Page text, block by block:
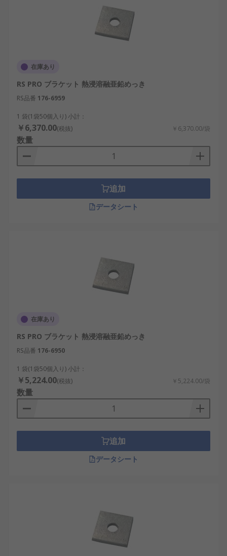
在庫あり
RS PRO ブラケット 熱浸溶融亜鉛めっき
RS品番 176-6959
1 袋(1袋50個入り) 小計：
￥6,370.00(税抜) ￥6,370.00/袋
数量
追加
データシート
在庫あり
RS PRO ブラケット 熱浸溶融亜鉛めっき
RS品番 176-6950
1 袋(1袋50個入り) 小計：
￥5,224.00(税抜) ￥5,224.00/袋
数量
追加
データシート